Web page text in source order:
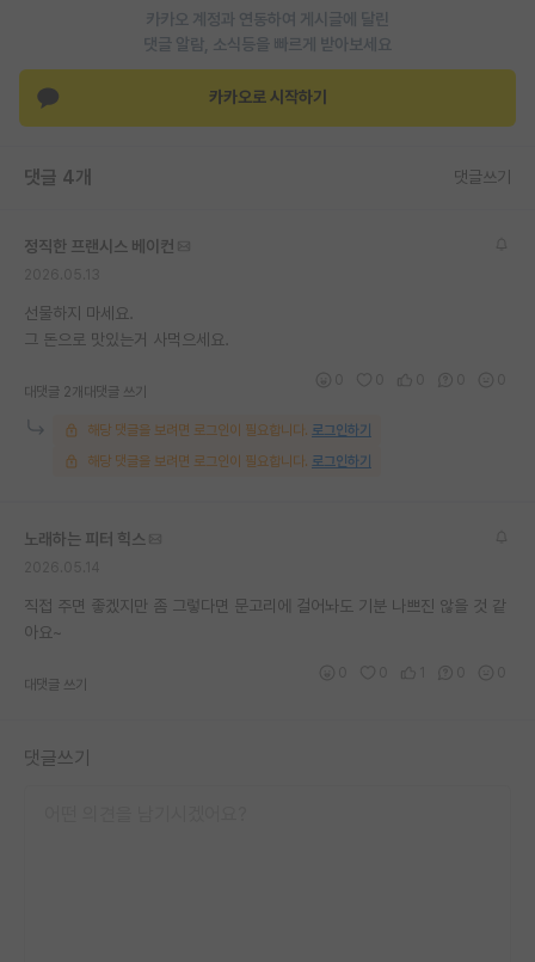
반도체/AI 게시판
장학금/장학생 게시판
유학교육
반도체 아카데미
재팬라운지 🌸
카카오 계정과 연동하여 게시글에 달린
댓글 알람, 소식등을 빠르게 받아보세요
카카오로 시작하기
댓글 4개 댓글쓰기
정직한 프랜시스 베이컨
선물하지 마세요.
그 돈으로 맛있는거 사먹으세요.
대댓글 2개 대댓글 쓰기
해당 댓글을 보려면 로그인이 필요합니다. 로그인하기
해당 댓글을 보려면 로그인이 필요합니다. 로그인하기
노래하는 피터 힉스
직접 주면 좋겠지만 좀 그렇다면 문고리에 걸어놔도 기분 나쁘진 않을 것 같
아요~
대댓글 쓰기
댓글쓰기